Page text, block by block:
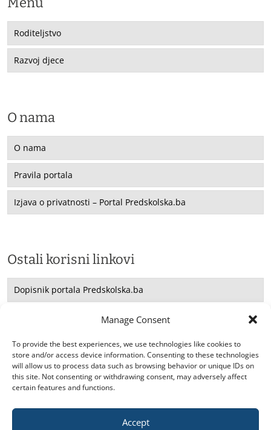
Manage Consent
To provide the best experiences, we use technologies like cookies to
store and/or access device information. Consenting to these technologies
will allow us to process data such as browsing behavior or unique IDs on
this site. Not consenting or withdrawing consent, may adversely affect
certain features and functions.
Accept
Roditeljstvo
Razvoj djece
O nama
O nama
Pravila portala
Izjava o privatnosti – Portal Predskolska.ba
Ostali korisni linkovi
Dopisnik portala Predskolska.ba
Saradnja sa UNICEF -om
Konsultacije